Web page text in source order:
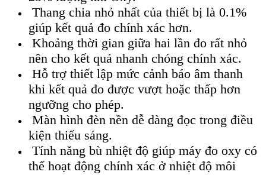
Thang chia nhỏ nhất của thiết bị là 0.1%
giúp kết quả đo chính xác hơn.
Khoảng thời gian giữa hai lần đo rất nhỏ
nên cho kết quả nhanh chóng chính xác.
Hỗ trợ thiết lập mức cảnh báo âm thanh
khi kết quả đo được vượt hoặc thấp hơn
ngưỡng cho phép.
Màn hình đèn nền dễ dàng đọc trong điều
kiện thiếu sáng.
Tính năng bù nhiệt độ giúp máy đo oxy có
thể hoạt động chính xác ở nhiệt độ môi